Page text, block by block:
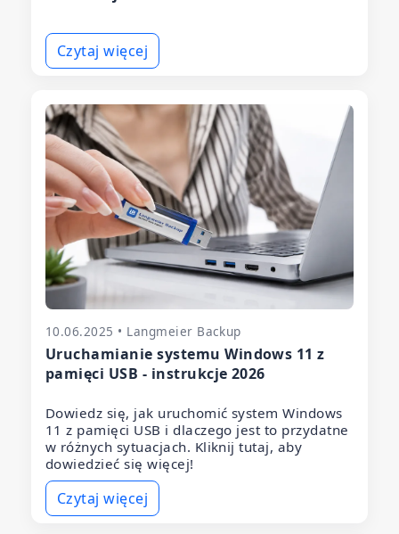
Czytaj więcej
10.06.2025 • Langmeier Backup
Uruchamianie systemu Windows 11 z
pamięci USB - instrukcje 2026
Dowiedz się, jak uruchomić system Windows
11 z pamięci USB i dlaczego jest to przydatne
w różnych sytuacjach. Kliknij tutaj, aby
dowiedzieć się więcej!
Czytaj więcej